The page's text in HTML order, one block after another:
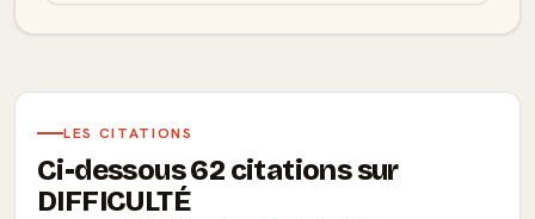
LES CITATIONS
Ci-dessous 62 citations sur
DIFFICULTÉ